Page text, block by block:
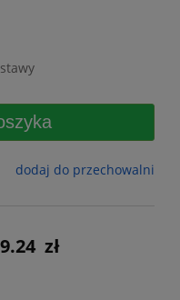
dodaj do przechowalni
zł